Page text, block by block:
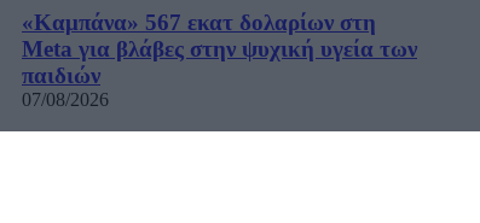
«Καμπάνα» 567 εκατ δολαρίων στη
Meta για βλάβες στην ψυχική υγεία των
παιδιών
07/08/2026